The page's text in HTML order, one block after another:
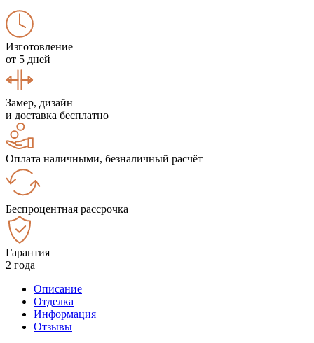
Изготовление
от 5 дней
Замер, дизайн
и доставка бесплатно
Оплата наличными, безналичный расчёт
Беспроцентная рассрочка
Гарантия
2 года
Описание
Отделка
Информация
Отзывы